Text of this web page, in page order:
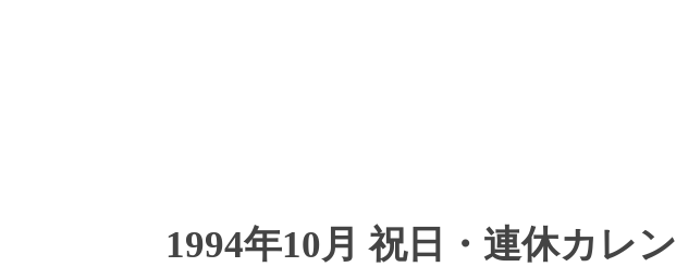
1994年10月 祝日・連休カレン